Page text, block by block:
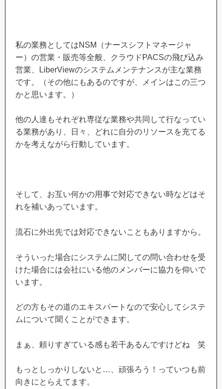
私の業務としてはNSM（ナースシフトマネージャ
ー）の営業・販売等全般、クラウドPACSの飛び込み
営業、LiberViewのシステムメンテナンスが主な業務
です。（その他にもあるのですが、メインはこの三つ
かと思います。）
他の人達もそれぞれ専従な業務や共同して行なってい
る業務があり、日々、どれに自分のリソースを充てる
かを考えながら行動しています。
そして、お互い何かの用事で対応できない時などはそ
れを補いあっています。
流石に外出先では対応できないこともありますから。
そういった場合にシステムに関しての問い合わせを受
けた場合には会社にいる他のメンバーに協力を仰いで
います。
どの方もその道のエキスパートなので安心してシステ
ムについて聞くことができます。
まぁ、頼りすぎている感も若干あるんですけどね 笑
もっとしっかりしないと…、頑張ろう！っていつも前
向きにとらえてます。